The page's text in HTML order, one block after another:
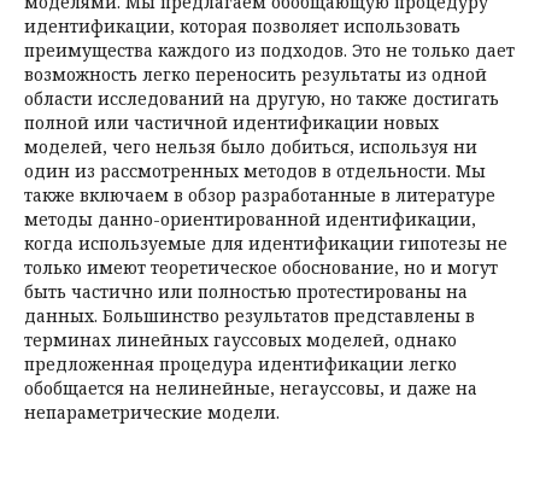
идентификации, которая позволяет использовать
преимущества каждого из подходов. Это не только дает
возможность легко переносить результаты из одной
области исследований на другую, но также достигать
полной или частичной идентификации новых
моделей, чего нельзя было добиться, используя ни
один из рассмотренных методов в отдельности. Мы
также включаем в обзор разработанные в литературе
методы данно-ориентированной идентификации,
когда используемые для идентификации гипотезы не
только имеют теоретическое обоснование, но и могут
быть частично или полностью протестированы на
данных. Большинство результатов представлены в
терминах линейных гауссовых моделей, однако
предложенная процедура идентификации легко
обобщается на нелинейные, негауссовы, и даже на
непараметрические модели.